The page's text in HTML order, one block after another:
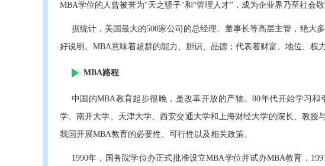
MBA学位的人曾被誉为"天之骄子"和“管理人才”，成为企业界乃至社会
据统计，美国最大的500家公司的总经理、董事长等高层主管，绝大
好说明。MBA意味着超群的能力、胆识、品德；代表着财富、地位、权
MBA路程
中国的MBA教育起步很晚，是改革开放的产物。80年代开始学习
学、南开大学、天津大学、西安交通大学和上海财经大学的院长、教
我国开展MBA教育的必要性、可行性以及相关政策。
1990年，国务院学位办正式批准设立MBA学位并试办MBA教育，